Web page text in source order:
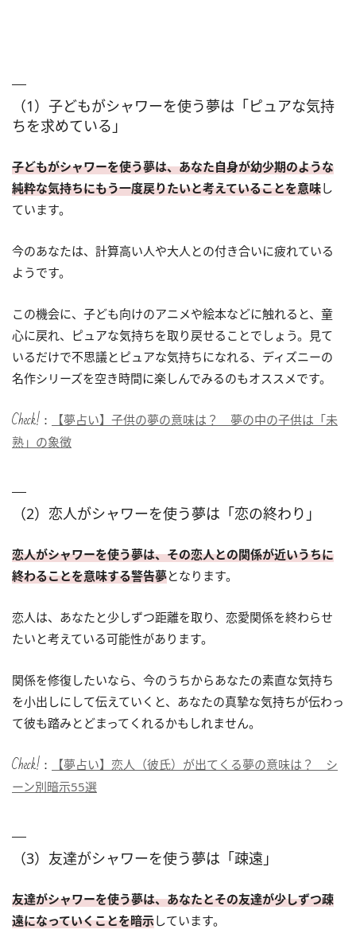
（1）子どもがシャワーを使う夢は「ピュアな気持
ちを求めている」
子どもがシャワーを使う夢は、あなた自身が幼少期のような
純粋な気持ちにもう一度戻りたいと考えていることを意味し
ています。
今のあなたは、計算高い人や大人との付き合いに疲れている
ようです。
この機会に、子ども向けのアニメや絵本などに触れると、童
心に戻れ、ピュアな気持ちを取り戻せることでしょう。見て
いるだけで不思議とピュアな気持ちになれる、ディズニーの
名作シリーズを空き時間に楽しんでみるのもオススメです。
Check!：
【夢占い】子供の夢の意味は？ 夢の中の子供は「未
熟」の象徴
（2）恋人がシャワーを使う夢は「恋の終わり」
恋人がシャワーを使う夢は、その恋人との関係が近いうちに
終わることを意味する警告夢となります。
恋人は、あなたと少しずつ距離を取り、恋愛関係を終わらせ
たいと考えている可能性があります。
関係を修復したいなら、今のうちからあなたの素直な気持ち
を小出しにして伝えていくと、あなたの真摯な気持ちが伝わっ
て彼も踏みとどまってくれるかもしれません。
Check!：
【夢占い】恋人（彼氏）が出てくる夢の意味は？ シ
ーン別暗示55選
（3）友達がシャワーを使う夢は「疎遠」
友達がシャワーを使う夢は、あなたとその友達が少しずつ疎
遠になっていくことを暗示しています。